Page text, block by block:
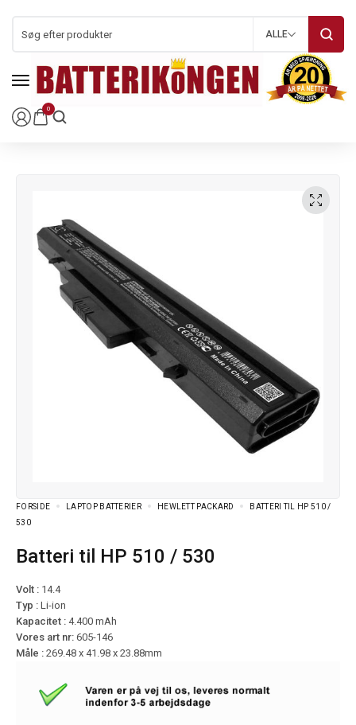
0
ALLE
FORSIDE LAPTOP BATTERIER HEWLETT PACKARD
BATTERI TIL HP 510 /
530
Batteri til HP 510 / 530
Volt : 14.4
Typ : Li-ion
Kapacitet : 4.400 mAh
Vores art nr: 605-146
Måle : 269.48 x 41.98 x 23.88mm